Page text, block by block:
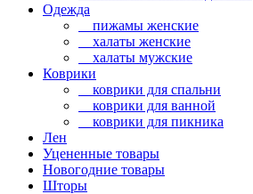
Одежда
пижамы женские
халаты женские
халаты мужские
Коврики
коврики для спальни
коврики для ванной
коврики для пикника
Лен
Уцененные товары
Новогодние товары
Шторы